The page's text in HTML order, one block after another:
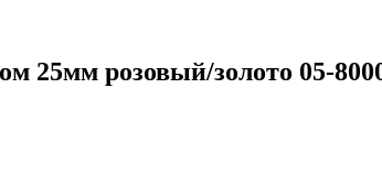
25мм розовый/золото 05-